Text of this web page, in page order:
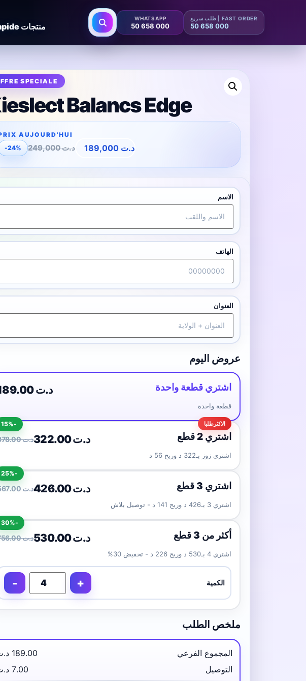
WHATSAPP
50 658 000
FAST ORDER | طلب سريع
50 658 000 منتجات smart، livraison rapide، و paiement عند الاستلام
Balancs Edge
-24% د.ت249,000 د.ت 189,000
الاسم
الهاتف
العنوان
عروض اليوم
189.00 د.ت اشتري قطعة واحدة
قطعة واحدة
378.00 د.ت 322.00 د.ت اشتري 2 قطع
اشتري زوز بـ322 د وربح 56 د
-15%
567.00 د.ت 426.00 د.ت اشتري 3 قطع
اشتري 3 بـ426 د وربح 141 د - توصيل بلاش
-25%
756.00 د.ت 530.00 د.ت أكثر من 3 قطع
اشتري 4 بـ530 د وربح 226 د - تخفيض 30%
الكمية - +
-30%
ملخص الطلب
المجموع الفرعي
189.00 د.ت
التوصيل
7.00 د.ت